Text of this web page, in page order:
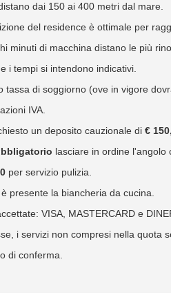
dai 150 ai 400 metri dal mare.
del residence è ottimale per
minuti di macchina distano le più
i tempi si intendono indicativi.
tassa di soggiorno (ove in vigore
IVA.
un deposito cauzionale di €
lasciare in ordine l'angolo
per servizio pulizia.
presente la biancheria da cucina.
VISA, MASTERCARD e
i servizi non compresi nella quota
di conferma.